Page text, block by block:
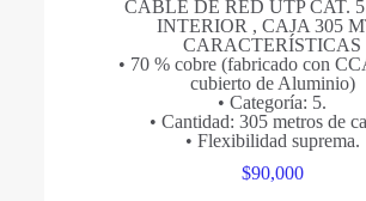
CABLE DE RED UTP CAT.
INTERIOR , CAJA 305
CARACTERÍSTICAS
• 70 % cobre (fabricado con
cubierto de Aluminio)
• Categoría: 5.
• Cantidad: 305 metros de
• Flexibilidad suprema.
$90,000